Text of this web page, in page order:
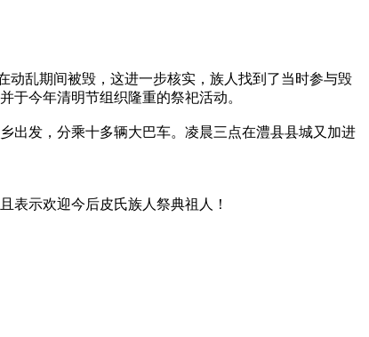
动乱期间被毁，这进一步核实，族人找到了当时参与毁
于今年清明节组织隆重的祭祀活动。
出发，分乘十多辆大巴车。凌晨三点在澧县县城又加进
并且表示欢迎今后皮氏族人祭典祖人！